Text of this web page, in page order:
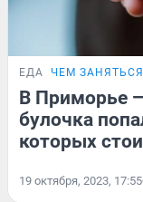
ЕДА ЧЕМ
В Приморье
булочка
которых
19 октября, 2023, 17:55